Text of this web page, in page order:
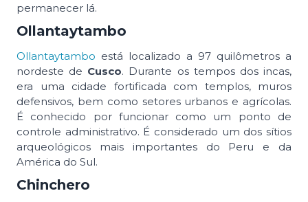
permanecer lá.
Ollantaytambo
Ollantaytambo está localizado a 97 quilômetros a
nordeste de Cusco. Durante os tempos dos incas,
era uma cidade fortificada com templos, muros
defensivos, bem como setores urbanos e agrícolas.
É conhecido por funcionar como um ponto de
controle administrativo. É considerado um dos sítios
arqueológicos mais importantes do Peru e da
América do Sul.
Chinchero